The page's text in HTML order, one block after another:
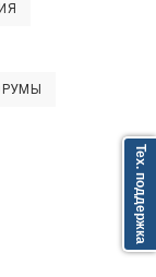
Тех. поддержка